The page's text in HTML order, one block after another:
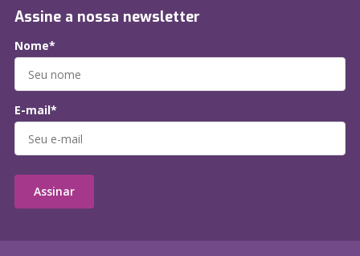
Assine a nossa newsletter
Nome*
E-mail*
Assinar